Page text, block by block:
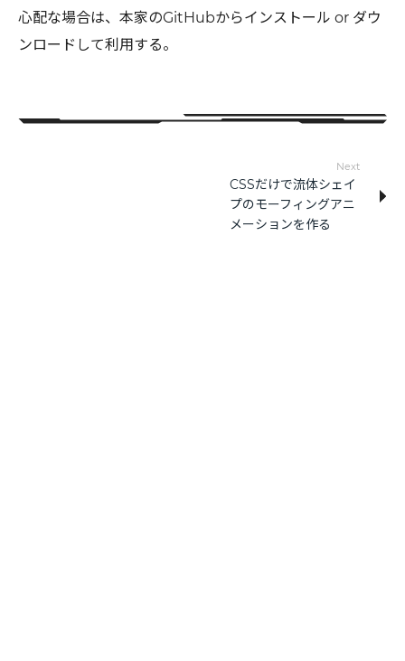
心配な場合は、本家のGitHubからインストール or ダウ
ンロードして利用する。
Next
CSSだけで流体シェイ
プのモーフィングアニ
メーションを作る